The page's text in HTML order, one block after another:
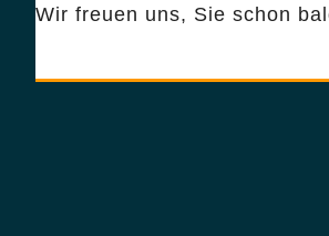
Wir freuen uns, Sie schon